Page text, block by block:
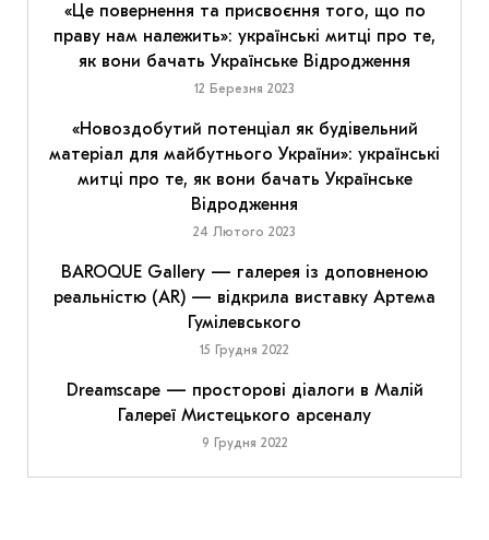
«Це повернення та присвоєння того, що по
праву нам належить»: українські митці про те,
як вони бачать Українське Відродження
12 Березня 2023
«Новоздобутий потенціал як будівельний
матеріал для майбутнього України»: українські
митці про те, як вони бачать Українське
Відродження
24 Лютого 2023
BAROQUE Gallery — галерея із доповненою
реальністю (AR) — відкрила виставку Артема
Гумілевського
15 Грудня 2022
Dreamscape — просторові діалоги в Малій
Галереї Мистецького арсеналу
9 Грудня 2022